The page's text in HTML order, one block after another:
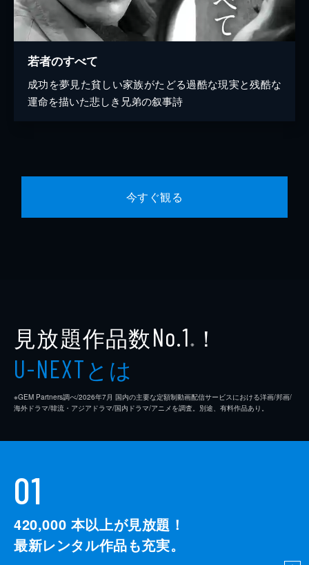
若者のすべて
成功を夢見た貧しい家族がたどる過酷な現実と残酷な
運命を描いた悲しき兄弟の叙事詩
今すぐ観る
見放題作品数No.1 ※ ！
U-NEXTとは
※GEM Partners調べ/2026年7⽉ 国内の主要な定額制動画配信サービスにおける洋画/邦画/
海外ドラマ/韓流・アジアドラマ/国内ドラマ/アニメを調査。別途、有料作品あり。
01
420,000 本以上が見放題！
最新レンタル作品も充実。